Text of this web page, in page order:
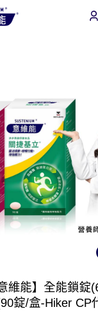
維能】全能鎖錠
錠/盒-Hiker CP